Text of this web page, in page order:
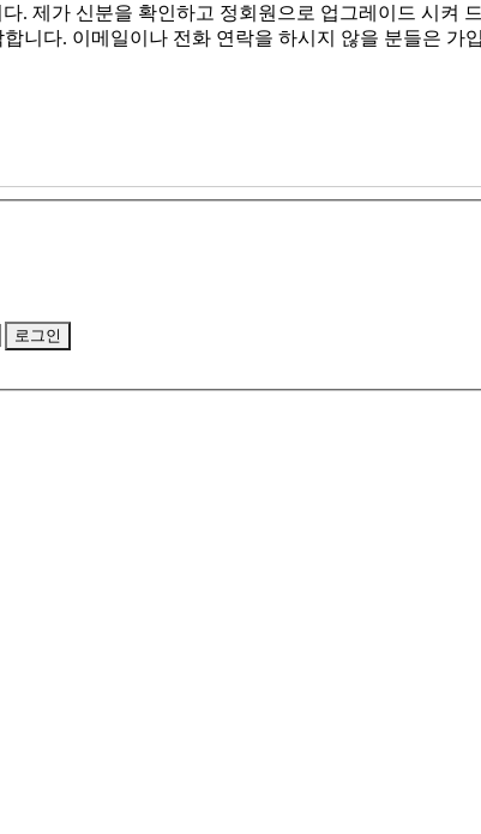
. 제가 신분을 확인하고 정회원으로 업그레이드 시켜
니다. 이메일이나 전화 연락을 하시지 않을 분들은 가